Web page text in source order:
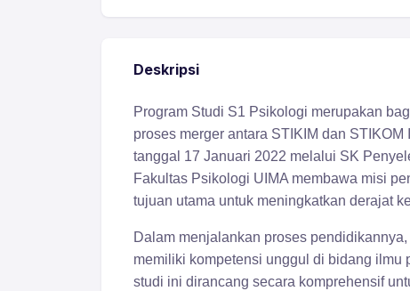
Deskripsi
Program Studi S1 Psikologi merupakan
proses merger antara STIKIM dan
tanggal 17 Januari 2022 melalui SK
Fakultas Psikologi UIMA membawa misi
tujuan utama untuk meningkatkan derajat
Dalam menjalankan proses
memiliki kompetensi unggul di bidang ilmu
studi ini dirancang secara komprehensif